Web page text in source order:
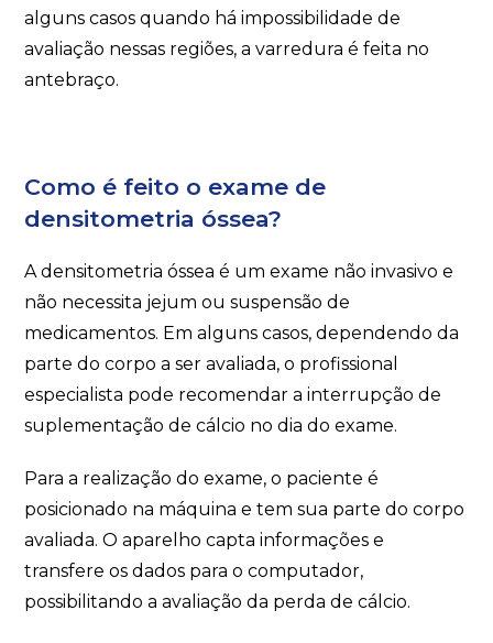
alguns casos quando há impossibilidade de
avaliação nessas regiões, a varredura é feita no
antebraço.
Como é feito o exame de
densitometria óssea?
A densitometria óssea é um exame não invasivo e
não necessita jejum ou suspensão de
medicamentos. Em alguns casos, dependendo da
parte do corpo a ser avaliada, o profissional
especialista pode recomendar a interrupção de
suplementação de cálcio no dia do exame.
Para a realização do exame, o paciente é
posicionado na máquina e tem sua parte do corpo
avaliada. O aparelho capta informações e
transfere os dados para o computador,
possibilitando a avaliação da perda de cálcio.